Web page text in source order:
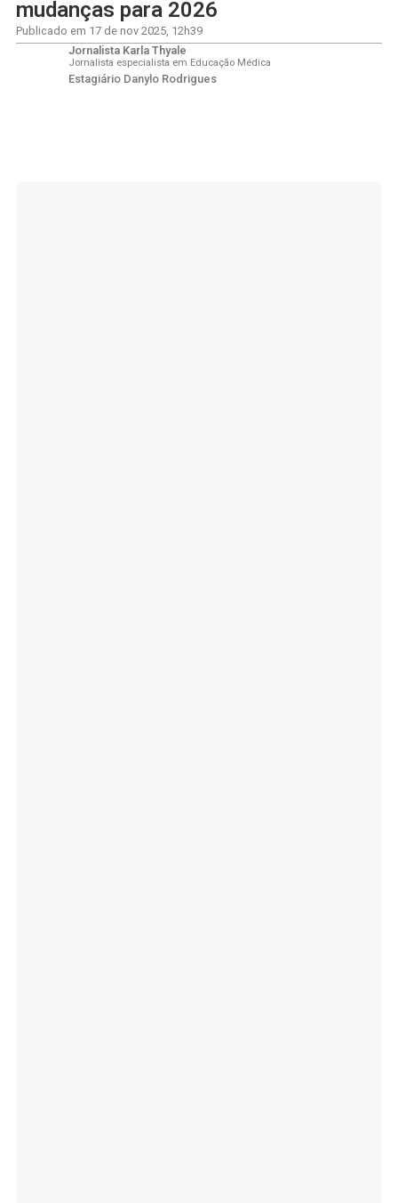
mudanças para 2026
Publicado em 17 de nov 2025, 12h39
Jornalista Karla Thyale
Jornalista especialista em Educação Médica
Estagiário Danylo Rodrigues